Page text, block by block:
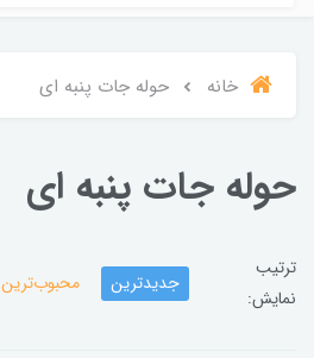
خانه حوله جات پنبه ای
حوله جات پنبه ای
ترتیب
نمایش:
جدیدترین محبوب‌ترین